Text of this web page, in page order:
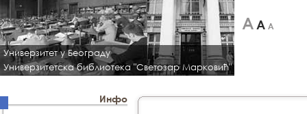
Универзитет у Београду
Универзитетска библиотека "Светозар Марковић"
Инфо